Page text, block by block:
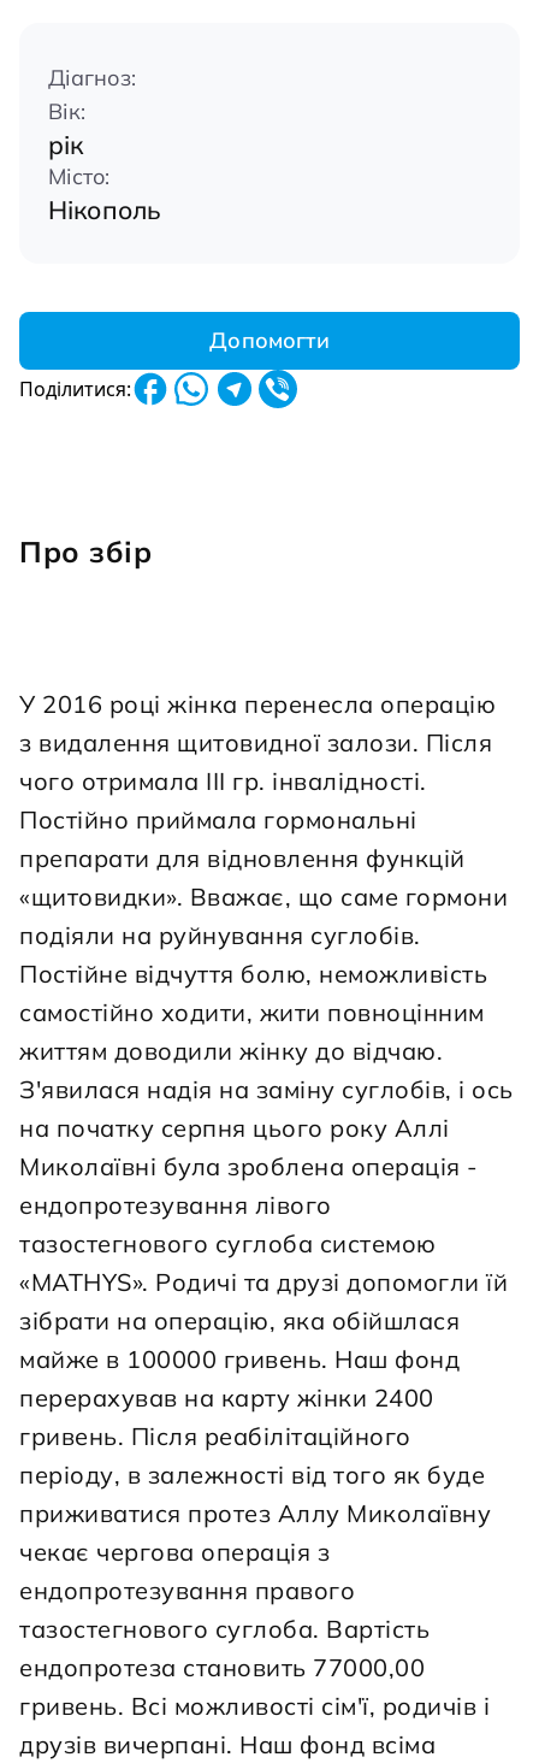
Діагноз:
Вік:
рік
Місто:
Нікополь
Допомогти
Поділитися:
Про збір
У 2016 році жінка перенесла операцію
з видалення щитовидної залози. Після
чого отримала ІІІ гр. інвалідності.
Постійно приймала гормональні
препарати для відновлення функцій
«щитовидки». Вважає, що саме гормони
подіяли на руйнування суглобів.
Постійне відчуття болю, неможливість
самостійно ходити, жити повноцінним
життям доводили жінку до відчаю.
З'явилася надія на заміну суглобів, і ось
на початку серпня цього року Аллі
Миколаївні була зроблена операція -
ендопротезування лівого
тазостегнового суглоба системою
«MATHYS». Родичі та друзі допомогли їй
зібрати на операцію, яка обійшлася
майже в 100000 гривень. Наш фонд
перерахував на карту жінки 2400
гривень. Після реабілітаційного
періоду, в залежності від того як буде
приживатися протез Аллу Миколаївну
чекає чергова операція з
ендопротезування правого
тазостегнового суглоба. Вартість
ендопротеза становить 77000,00
гривень. Всі можливості сім'ї, родичів і
друзів вичерпані. Наш фонд всіма